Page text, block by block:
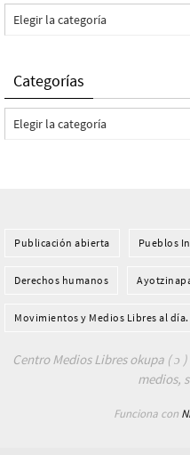
Categorías
Categorías
Categorías
Publicación abierta Pueblos
Derechos humanos
Movimientos y Medios Libres al día.
Centro Medios Libres okupa ( ɔ
medios,
Funciona con